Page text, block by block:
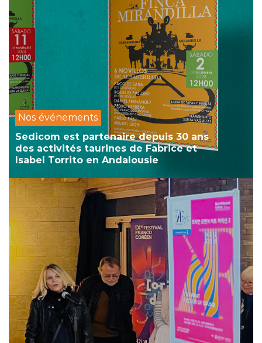
Nos événements
Sedicom est partenaire depuis 30 ans
des activités taurines de Fabrice et
Isabel Torrito en Andalousie